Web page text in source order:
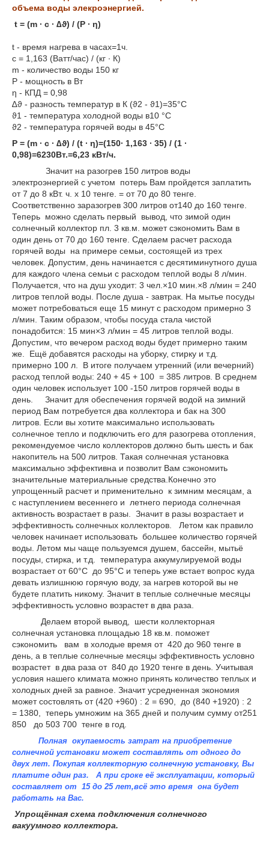
объема воды элекроэнергией.
t = (m ∙ c ∙ ∆ϑ) / (P ∙ η)
t - время нагрева в часах=1ч.
c = 1,163 (Ватт/час) / (кг ∙ К)
m - количество воды 150 кг
P - мощность в Вт
η - КПД = 0,98
∆ϑ - разность температур в К (ϑ2 - ϑ1)=35°C
ϑ1 - температура холодной воды в10 °C
ϑ2 - температура горячей воды в 45°C
P = (m ∙ c ∙ ∆ϑ) / (t ∙ η)=(150∙ 1,163 ∙ 35) / (1 ∙
0,98)=6230Вт.=6,23 кВт/ч.
Значит на разогрев 150 литров воды
электроэнергией с учетом потерь Вам пройдется заплатить
от 7 до 8 кВт. ч. х 10 тенге. = от 70 до 80 тенге.
Соответственно заразогрев 300 литров от140 до 160 тенге.
Теперь можно сделать первый вывод, что зимой один
солнечный коллектор пл. 3 кв.м. может сэкономить Вам в
один день от 70 до 160 тенге. Сделаем расчет расхода
горячей воды на примере семьи, состоящей из трех
человек. Допустим, день начинается с десятиминутного душа
для каждого члена семьи с расходом теплой воды 8 л/мин.
Получается, что на душ уходит: 3 чел.×10 мин.×8 л/мин = 240
литров теплой воды. После душа - завтрак. На мытье посуды
может потребоваться еще 15 минут с расходом примерно 3
л/мин. Таким образом, чтобы посуда стала чистой
понадобится: 15 мин×3 л/мин = 45 литров теплой воды.
Допустим, что вечером расход воды будет примерно таким
же. Ещё добавятся расходы на уборку, стирку и т.д.
примерно 100 л. В итоге получаем утренний (или вечерний)
расход теплой воды: 240 + 45 + 100 = 385 литров. В среднем
один человек использует 100 -150 литров горячей воды в
день. Значит для обеспечения горячей водой на зимний
период Вам потребуется два коллектора и бак на 300
литров. Если вы хотите максимально использовать
солнечное тепло и подключить его для разогрева отопления,
рекомендуемое число коллекторов должно быть шесть и бак
накопитель на 500 литров. Такая солнечная установка
максимально эффективна и позволит Вам сэкономить
значительные материальные средства.Конечно это
упрощенный расчет и применительно к зимним месяцам, а
с наступлением весеннего и летнего периода солнечная
активность возрастает в разы. Значит в разы возрастает и
эффективность солнечных коллекторов. Летом как правило
человек начинает использовать большее количество горячей
воды. Летом мы чаще пользуемся душем, бассейн, мытьё
посуды, стирка, и т.д. температура аккумулируемой воды
возрастает от 60°С до 95°С и теперь уже встает вопрос куда
девать излишнюю горячую воду, за нагрев которой вы не
будете платить никому. Значит в теплые солнечные месяцы
эффективность условно возрастет в два раза.
Делаем второй вывод, шести коллекторная
солнечная установка площадью 18 кв.м. поможет
сэкономить вам в холодые время от 420 до 960 тенге в
день, а в теплые солнечные месяцы эффективность условно
возрастет в два раза от 840 до 1920 тенге в день. Учитывая
условия нашего климата можно принять количество теплых и
холодных дней за равное. Значит усредненная экономия
может состовлять от (420 +960) : 2 = 690, до (840 +1920) : 2
= 1380, теперь умножим на 365 дней и получим сумму от251
850 до 503 700 тенге в год.
Полная окупаемость затрат на приобретение
солнечной установки может составлять от одного до
двух лет. Покупая коллекторную солнечную установку, Вы
платите один раз. А при сроке её эксплуатации, который
составляет от 15 до 25 лет,всё это время она будет
работать на Вас.
Упрощённая схема подключения солнечного
вакуумного коллектора.